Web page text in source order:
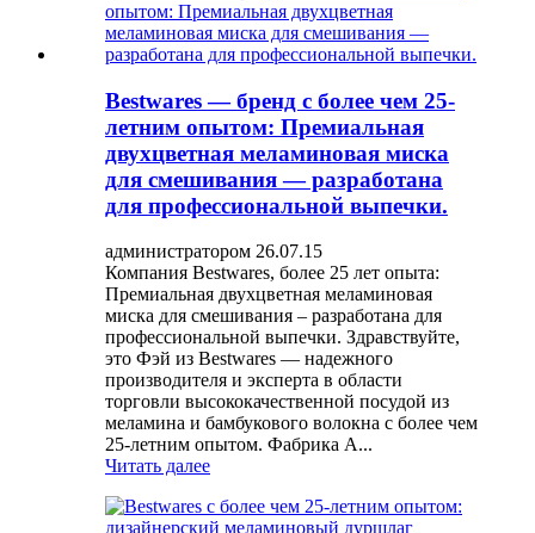
Bestwares — бренд с более чем 25-
летним опытом: Премиальная
двухцветная меламиновая миска
для смешивания — разработана
для профессиональной выпечки.
администратором 26.07.15
Компания Bestwares, более 25 лет опыта:
Премиальная двухцветная меламиновая
миска для смешивания – разработана для
профессиональной выпечки. Здравствуйте,
это Фэй из Bestwares — надежного
производителя и эксперта в области
торговли высококачественной посудой из
меламина и бамбукового волокна с более чем
25-летним опытом. Фабрика А...
Читать далее